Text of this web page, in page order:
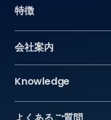
特徴
会社案内
Knowledge